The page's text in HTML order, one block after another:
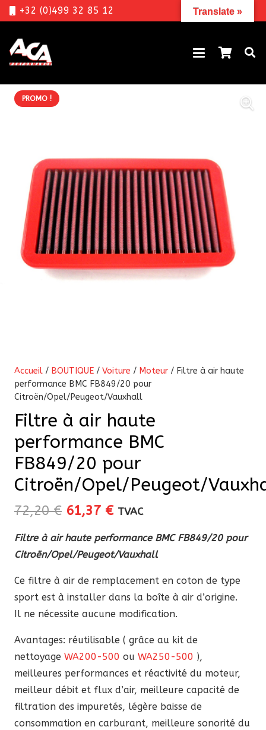
+32 (0)499 32 85 12
PROMO !
Accueil / BOUTIQUE / Voiture / Moteur / Filtre à air haute
performance BMC FB849/20 pour
Citroën/Opel/Peugeot/Vauxhall
Filtre à air haute
performance BMC
FB849/20 pour
Citroën/Opel/Peugeot/
72,20€ Le
initial
était :
72,20 €.
61,37 €Le
actuel
est :
61,37 €.
TVAC
Filtre à air haute performance BMC FB849/20 pour
Citroën/Opel/Peugeot/Vauxhall
Ce filtre à air de remplacement en coton de type
sport est à installer dans la boîte à air d’origine.
Il ne nécessite aucune modification.
Avantages: réutilisable ( grâce au kit de
nettoyage WA200-500 ou WA250-500 ),
meilleures performances et réactivité du moteur,
meilleur débit et flux d’air, meilleure capacité de
filtration des impuretés, légère baisse de
consommation en carburant, meilleure sonorité du
Translate »